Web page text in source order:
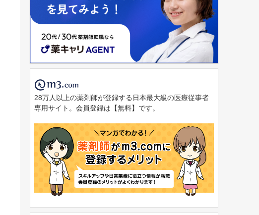
28万人以上の薬剤師が登録する日本最大級の医療従事者
専用サイト。会員登録は【無料】です。